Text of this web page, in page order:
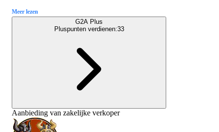
Meer lezen
G2A Plus
Pluspunten verdienen:33
Aanbieding van zakelijke verkoper